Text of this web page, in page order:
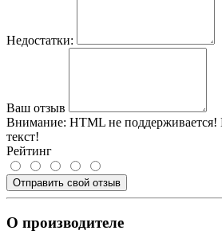
Недостатки:
Ваш отзыв
Внимание: HTML не
текст!
Рейтинг
Отправить свой отзыв
О производителе